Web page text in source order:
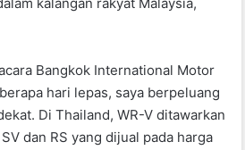
Bangkok International Motor
hari lepas, saya berpeluang
Di Thailand, WR-V ditawarkan
dan RS yang dijual pada harga